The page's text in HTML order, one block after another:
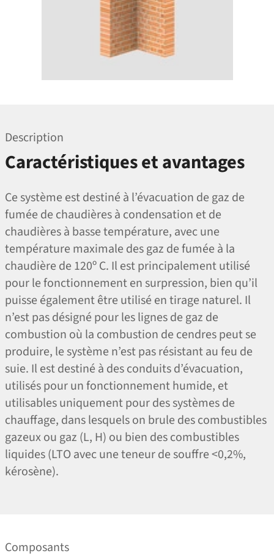
Description
Caractéristiques et avantages
Ce système est destiné à l’évacuation de gaz de
fumée de chaudières à condensation et de
chaudières à basse température, avec une
température maximale des gaz de fumée à la
chaudière de 120º C. Il est principalement utilisé
pour le fonctionnement en surpression, bien qu’il
puisse également être utilisé en tirage naturel. Il
n’est pas désigné pour les lignes de gaz de
combustion où la combustion de cendres peut se
produire, le système n’est pas résistant au feu de
suie. Il est destiné à des conduits d’évacuation,
utilisés pour un fonctionnement humide, et
utilisables uniquement pour des systèmes de
chauffage, dans lesquels on brule des combustibles
gazeux ou gaz (L, H) ou bien des combustibles
liquides (LTO avec une teneur de souffre <0,2%,
kérosène).
Composants